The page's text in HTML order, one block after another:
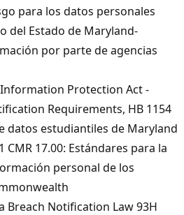
para los datos personales
del Estado de Maryland-
por parte de agencias
Protection Act -
Requirements, HB 1154
datos estudiantiles de Maryland
CMR 17.00: Estándares para la
personal de los
Breach Notification Law 93H